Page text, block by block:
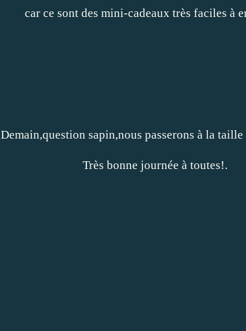
car ce sont des mini-cadeaux très faciles à
Demain,question sapin,nous passerons à la
Très bonne journée à toutes!.